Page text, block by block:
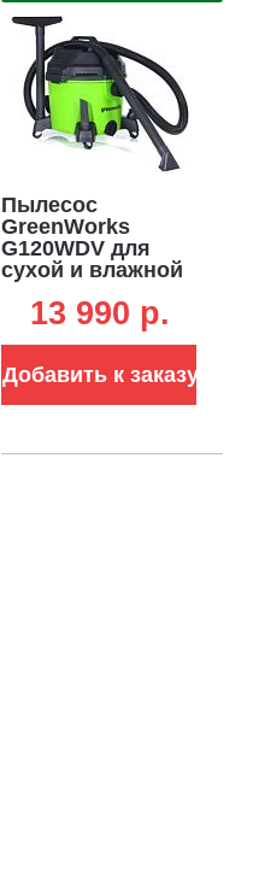
Пылесос
GreenWorks
G120WDV для
сухой и влажной
Вт, 3150 л/мин,
контейнер 34 л,
13 990 p.
Добавить к заказу